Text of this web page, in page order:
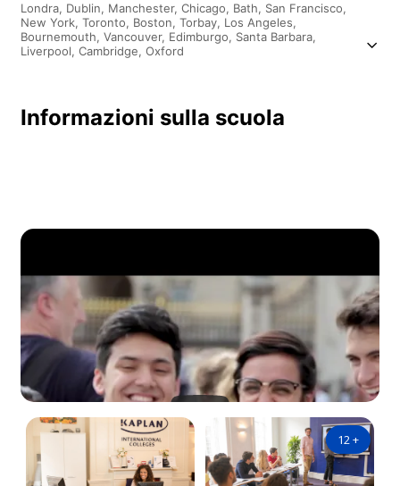
Londra, Dublin, Manchester, Chicago, Bath, San Francisco,
New York, Toronto, Boston, Torbay, Los Angeles,
Bournemouth, Vancouver, Edimburgo, Santa Barbara,
Liverpool, Cambridge, Oxford
Informazioni sulla scuola
12+